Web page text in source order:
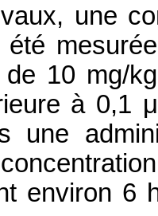
une
de 10 mg/
à 0,1
une
environ 6